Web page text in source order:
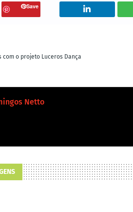
Save
com o projeto Luceros Dança
Netto